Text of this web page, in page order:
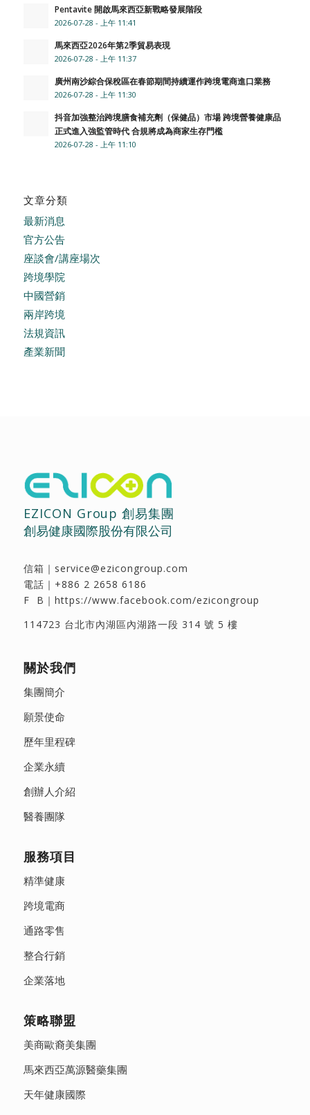
Pentavite 開啟馬來西亞新戰略發展階段
2026-07-28 - 上午 11:41
馬來西亞2026年第2季貿易表現
2026-07-28 - 上午 11:37
廣州南沙綜合保稅區在春節期間持續運作跨境電商進口業務
2026-07-28 - 上午 11:30
抖音加強整治跨境膳食補充劑（保健品）市場 跨境營養健康品
正式進入強監管時代 合規將成為商家生存門檻
2026-07-28 - 上午 11:10
文章分類
最新消息
官方公告
座談會/講座場次
跨境學院
中國營銷
兩岸跨境
法規資訊
產業新聞
EZICON Group 創易集團
創易健康國際股份有限公司
信箱｜ service@ezicongroup.com
電話｜ +886 2 2658 6186
F B｜ https://www.facebook.com/ezicongroup
114723 台北市內湖區內湖路一段 314 號 5 樓
關於我們
集團簡介
願景使命
歷年里程碑
企業永續
創辦人介紹
醫養團隊
服務項目
精準健康
跨境電商
通路零售
整合行銷
企業落地
策略聯盟
美商歐裔美集團
馬來西亞萬源醫藥集團
天年健康國際